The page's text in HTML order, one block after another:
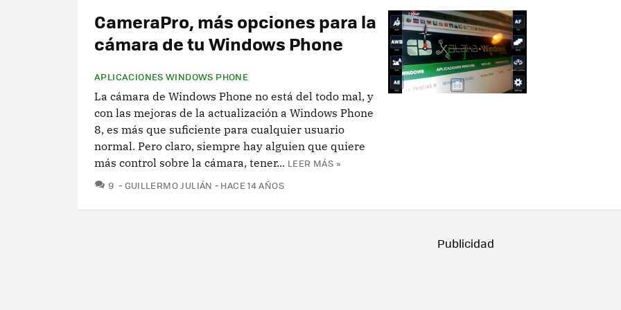
CameraPro, más opciones para la
cámara de tu Windows Phone
APLICACIONES WINDOWS PHONE
La cámara de Windows Phone no está del todo mal, y
con las mejoras de la actualización a Windows Phone
8, es más que suficiente para cualquier usuario
normal. Pero claro, siempre hay alguien que quiere
más control sobre la cámara, tener... LEER MÁS »
9 COMENTARIOS
GUILLERMO JULIÁN HACE 14 AÑOS